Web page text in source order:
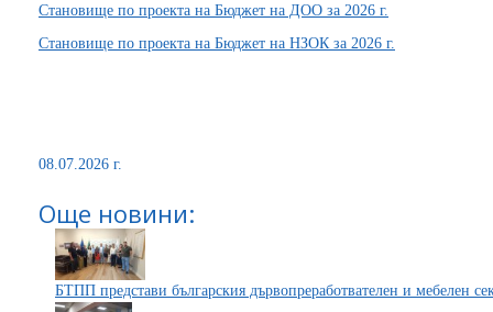
Становище по проекта на Бюджет на ДОО за 2026 г.
Становище по проекта на Бюджет на НЗОК за 2026 г.
08.07.2026 г.
Още новини:
БТПП представи българския дървопреработвателен и мебелен